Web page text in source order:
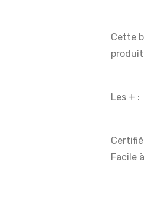
Cette
Les + :
Certifié
Facile